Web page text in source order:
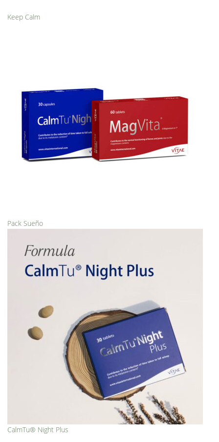
Keep Calm
Pack Sueño
CalmTu® Night Plus